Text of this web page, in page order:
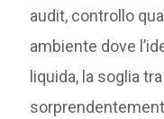
audit, controllo
ambiente dove
liquida, la soglia